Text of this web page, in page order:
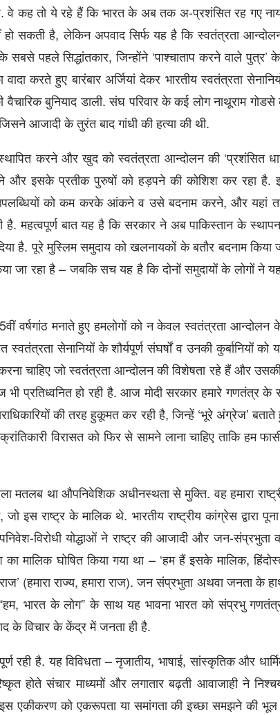
वे कह तो ये रहे हैं कि भारत के अब तक अ-प्रशंसित रह गए
हो सकती है, लेकिन अपवाद सिर्फ यह है कि स्वतंत्रता
सबसे पहले सिद्धांतकार, जिन्होंने ‘पाश्चाताप करने वाले
करते हुए बारंबार अर्जियां देकर भारतीय स्वतंत्रता
वैचारिक बुनियाद डाली. संघ परिवार के कई लोग नाथूराम
आजादी के तुरंत बाद गांधी की हत्या की थी.
करने और खुद को स्वतंत्रता आन्दोलन की ‘प्रशंसित
और इसके प्रतीक पुरुषों को हड़पने की कोशिश कर रहा है.
को कम करके आंकने व उसे बदनाम करने, और यहां तक
महत्वपूर्ण बात यह है कि सरकार ने अब पाकिस्तान के
है. पूरे मुस्लिम समुदाय को खलनायकों के बतौर बदनाम
जा रहा है – जबकि सच यह है कि दोनों समुदायों के लोगों ने
वर्षगांठ मनाते हुए हमलोगों को न केवल स्वतंत्रता
सेनानियों के शौर्यपूर्ण संघर्षों व उनकी कुर्बानियों
चाहिए जो स्वतंत्रता आन्दोलन की विशेषता रहे हैं और
प्रतिध्वनित हो रही है. आज मोदी सरकार हमारे गणतंत्र के
की तरह हुकूमत कर रही है, जिन्हें ‘भूरे अंग्रेज’
विरासत को फिर से सामने लाना चाहिए ताकि हम
मतलब था औपनिवेशिक अधीनस्थता से मुक्ति. वह हमारा
इस राष्ट्र के मालिक थे. भारतीय राष्ट्रीय कांग्रेस द्वारा
विरोधी योद्धाओं ने राष्ट्र की आजादी और जन-
मालिक घोषित किया गया था – ‘हम हैं इसके मालिक,
(हमारा राज्य, हमारा राज). जन संप्रभुता अथवा जनता के
भारत के लोग” के साथ यह भावना भारत को संप्रभु
के विचार के केंद्र में जनता ही है.
रही है. यह विविधता – नृजातीय, भाषाई, सांस्कृतिक और
होते संचार माध्यमों और लगातार बढ़ती आवाजाही ने
एकीकरण को एकरूपता या समांगता की इच्छा समझने की भूल